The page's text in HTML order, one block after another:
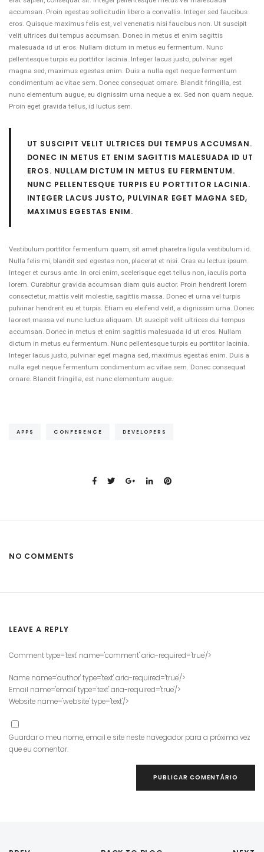
accumsan. Proin egestas sollicitudin libero a convallis. Integer sed faucibus
eros. Quisque maximus felis est, vel venenatis nisi faucibus non. Ut suscipit
velit ultrices dui tempus accumsan. Donec in metus et enim sagittis
malesuada id ut eros. Nullam dictum in metus eu fermentum. Nunc
pellentesque turpis eu porttitor lacinia. Integer lacus justo, pulvinar eget
magna sed, maximus egestas enim. Duis a nulla eget neque fermentum
condimentum ac vitae sem. Donec consequat ornare. Blandit fringilla, est
nunc elementum augue, eu dignissim urna neque a ex. Sed non quam neque.
Proin eget gravida tellus, id luctus sem.
UT SUSCIPIT VELIT ULTRICES DUI TEMPUS ACCUMSAN.
DONEC IN METUS ET ENIM SAGITTIS MALESUADA ID UT
EROS. NULLAM DICTUM IN METUS EU FERMENTUM.
NUNC PELLENTESQUE TURPIS EU PORTTITOR LACINIA.
INTEGER LACUS JUSTO, PULVINAR EGET MAGNA SED,
MAXIMUS EGESTAS ENIM.
Vestibulum porttitor fermentum quam, sit amet pharetra ligula vestibulum id.
Nulla felis mi, blandit sed egestas non, placerat et nisi. Cras eu lectus ipsum.
Integer et cursus ante. In orci enim, scelerisque eget tellus non, iaculis porta
lorem. Curabitur gravida accumsan diam quis auctor. Proin hendrerit lorem
consectetur, mattis velit molestie, sagittis massa. Donec et urna vel turpis
pulvinar hendrerit eu et turpis. Etiam eu eleifend velit, a dignissim urna. Donec
laoreet massa vel nunc luctus aliquam. Ut suscipit velit ultrices dui tempus
accumsan. Donec in metus et enim sagittis malesuada id ut eros. Nullam
dictum in metus eu fermentum. Nunc pellentesque turpis eu porttitor lacinia.
Integer lacus justo, pulvinar eget magna sed, maximus egestas enim. Duis a
nulla eget neque fermentum condimentum ac vitae sem. Donec consequat
ornare. Blandit fringilla, est nunc elementum augue.
APPS CONFERENCE DEVELOPERS
NO COMMENTS
LEAVE A REPLY
Comment type='text' name='comment' aria-required='true'/>
Name name='author' type='text' aria-required='true'/>
Email name='email' type='text' aria-required='true'/>
Website name='website' type='text'/>
Guardar o meu nome, email e site neste navegador para a próxima vez
que eu comentar.